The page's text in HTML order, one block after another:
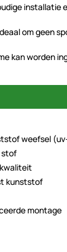
installatie
om geen
kan worden
weefsel
stof
kunststof
montage